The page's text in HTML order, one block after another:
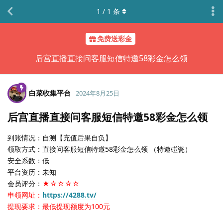
免费送彩金
后宫直播直接问客服短信特邀58彩金怎么领
1 / 1 条
白菜收集平台 2024年8月25日
后宫直播直接问客服短信特邀58彩金怎么领
到账情况：自测【充值后果自负】
领取方式：直接问客服短信特邀58彩金怎么领 （特邀碰瓷）
安全系数：低
平台资历：未知
会员评分： ★☆☆☆☆
申领网址： https://4288.tv/
提现要求：最低提现额度为100元